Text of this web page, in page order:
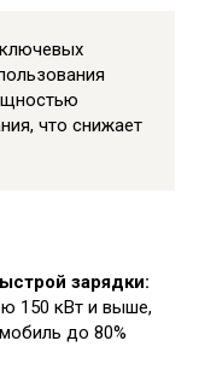
что снижает
зарядки:
150 кВт и выше,
до 80%